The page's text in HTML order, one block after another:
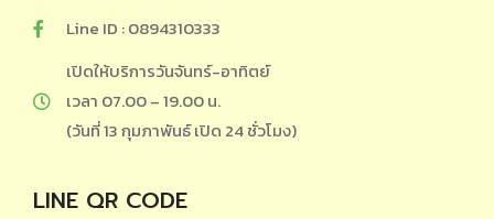
Line ID : 0894310333
เปิดให้บริการวันจันทร์-อาทิตย์
เวลา 07.00 – 19.00 น.
(วันที่ 13 กุมภาพันธ์ เปิด 24 ชั่วโมง)
LINE QR CODE